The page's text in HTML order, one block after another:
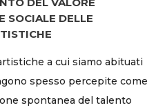
SOCIALE DELLE
a cui siamo abituati
spesso percepite come
spontanea del talento